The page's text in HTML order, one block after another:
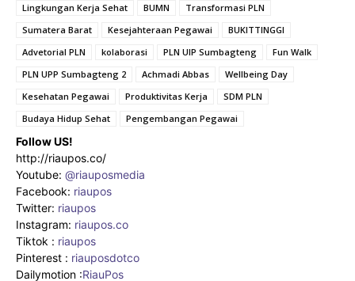
Lingkungan Kerja Sehat
BUMN
Transformasi PLN
Sumatera Barat
Kesejahteraan Pegawai
BUKITTINGGI
Advetorial PLN
kolaborasi PLN UIP Sumbagteng
Fun Walk
PLN UPP Sumbagteng 2
Achmadi Abbas
Wellbeing Day
Kesehatan Pegawai
Produktivitas Kerja
SDM PLN
Budaya Hidup Sehat
Pengembangan Pegawai
Follow US!
http://riaupos.co/
Youtube: @riauposmedia
Facebook: riaupos
Twitter: riaupos
Instagram: riaupos.co
Tiktok : riaupos
Pinterest : riauposdotco
Dailymotion :RiauPos